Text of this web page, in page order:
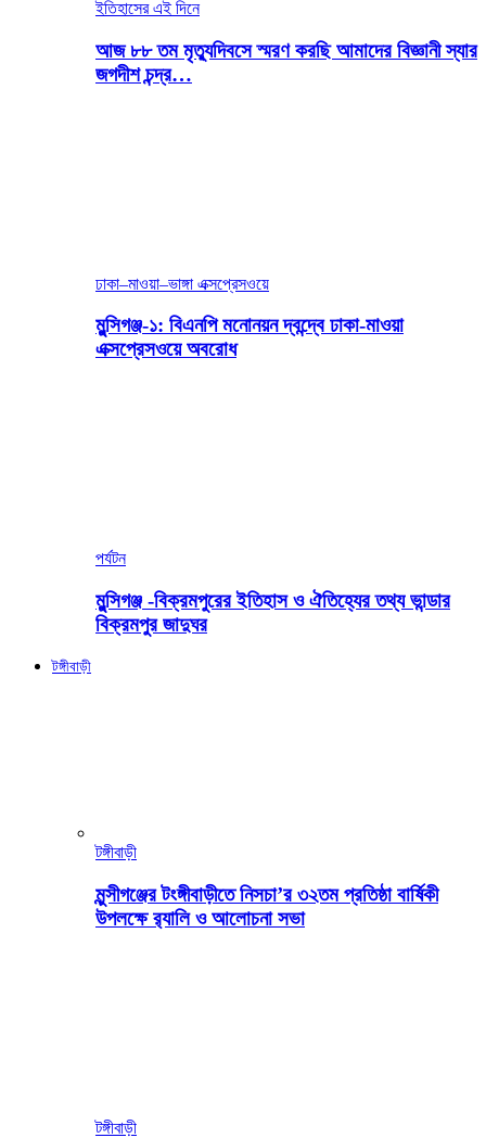
ইতিহাসের এই দিনে
আজ ৮৮ তম মৃত্যুদিবসে স্মরণ করছি আমাদের বিজ্ঞানী স্যার
জগদীশ চন্দ্র…
ঢাকা–মাওয়া–ভাঙ্গা এক্সপ্রেসওয়ে
মুন্সিগঞ্জ-১: বিএনপি মনোনয়ন দ্বন্দ্বে ঢাকা-মাওয়া
এক্সপ্রেসওয়ে অবরোধ
পর্যটন
মুন্সিগঞ্জ -বিক্রমপুরের ইতিহাস ও ঐতিহ্যের তথ্য ভান্ডার
বিক্রমপুর জাদুঘর
টঙ্গীবাড়ী
টঙ্গীবাড়ী
মুন্সীগঞ্জের টংঙ্গীবাড়ীতে নিসচা’র ৩২তম প্রতিষ্ঠা বার্ষিকী
উপলক্ষে র‍্যালি ও আলোচনা সভা
টঙ্গীবাড়ী